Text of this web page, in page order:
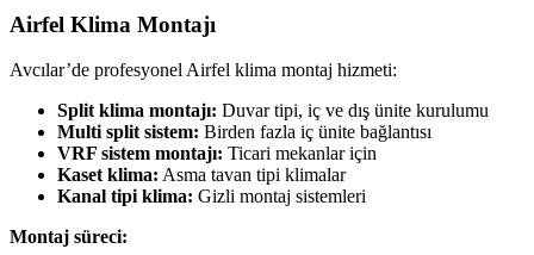
Airfel Klima Montajı
Avcılar’de profesyonel Airfel klima montaj hizmeti:
Split klima montajı: Duvar tipi, iç ve dış ünite kurulumu
Multi split sistem: Birden fazla iç ünite bağlantısı
VRF sistem montajı: Ticari mekanlar için
Kaset klima: Asma tavan tipi klimalar
Kanal tipi klima: Gizli montaj sistemleri
Montaj süreci: